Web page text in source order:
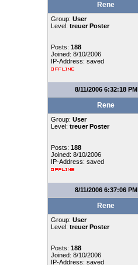
Rene
Group: User
Level: treuer Poster
Posts: 188
Joined: 8/10/2006
IP-Address: saved
8/11/2006 6:32:18 PM
Rene
Group: User
Level: treuer Poster
Posts: 188
Joined: 8/10/2006
IP-Address: saved
8/11/2006 6:37:06 PM
Rene
Group: User
Level: treuer Poster
Posts: 188
Joined: 8/10/2006
IP-Address: saved